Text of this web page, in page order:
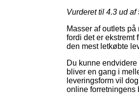
Vurderet til 4.3 ud af
Masser af outlets
fordi det er ekstremt
den mest letkøbte
Du kunne
bliver en gang i
leveringsform vil
online forretningens